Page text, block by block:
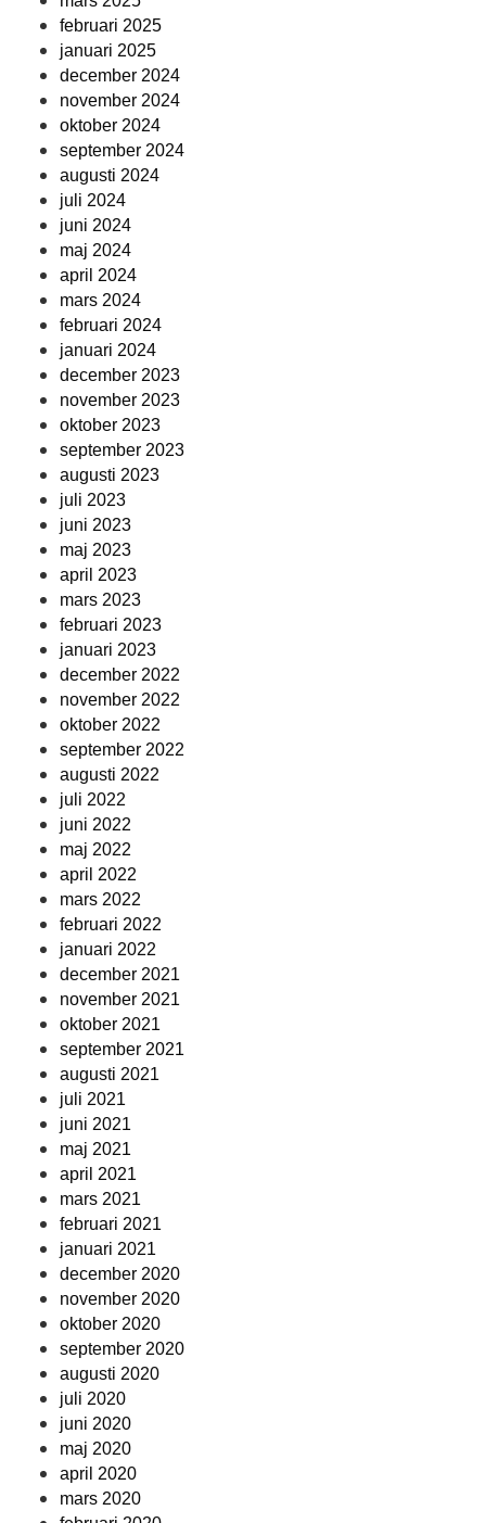
februari 2025
januari 2025
december 2024
november 2024
oktober 2024
september 2024
augusti 2024
juli 2024
juni 2024
maj 2024
april 2024
mars 2024
februari 2024
januari 2024
december 2023
november 2023
oktober 2023
september 2023
augusti 2023
juli 2023
juni 2023
maj 2023
april 2023
mars 2023
februari 2023
januari 2023
december 2022
november 2022
oktober 2022
september 2022
augusti 2022
juli 2022
juni 2022
maj 2022
april 2022
mars 2022
februari 2022
januari 2022
december 2021
november 2021
oktober 2021
september 2021
augusti 2021
juli 2021
juni 2021
maj 2021
april 2021
mars 2021
februari 2021
januari 2021
december 2020
november 2020
oktober 2020
september 2020
augusti 2020
juli 2020
juni 2020
maj 2020
april 2020
mars 2020